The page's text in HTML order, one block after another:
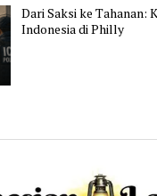
Dari Saksi ke Tahanan:
Indonesia di Philly